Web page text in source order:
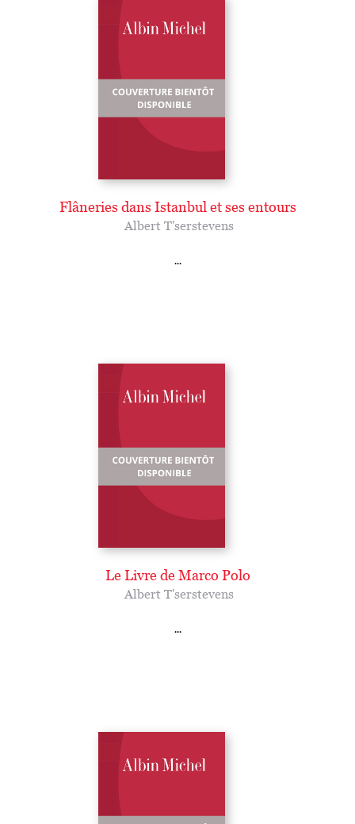
Flâneries dans Istanbul et ses entours
Albert T'serstevens
...
Le Livre de Marco Polo
Albert T'serstevens
...